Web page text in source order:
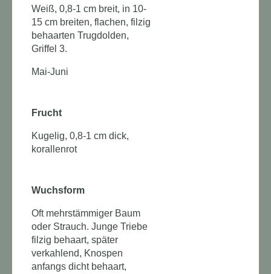
Weiß, 0,8-1 cm breit, in 10-
15 cm breiten, flachen, filzig
behaarten Trugdolden,
Griffel 3.
Mai-Juni
Frucht
Kugelig, 0,8-1 cm dick,
korallenrot
Wuchsform
Oft mehrstämmiger Baum
oder Strauch. Junge Triebe
filzig behaart, später
verkahlend, Knospen
anfangs dicht behaart,